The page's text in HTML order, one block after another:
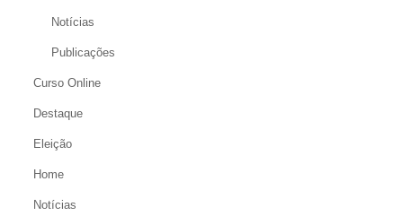
Notícias
Publicações
Curso Online
Destaque
Eleição
Home
Notícias